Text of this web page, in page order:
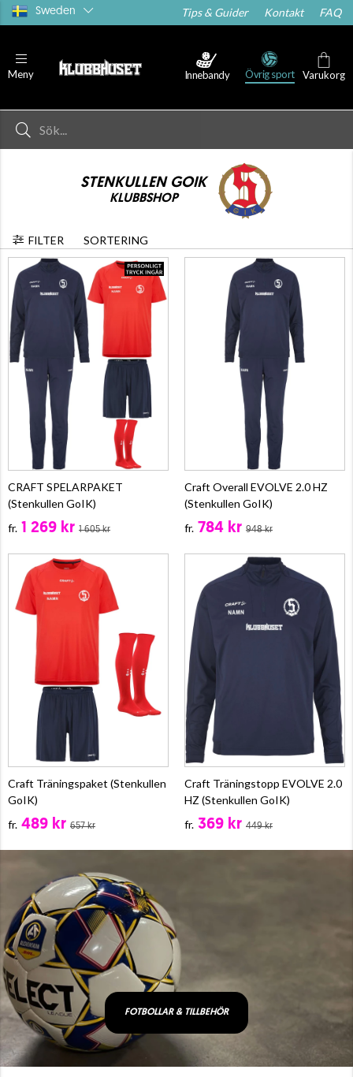
Sweden Tips & Guider Kontakt FAQ
Meny Innebandy Övrig sport Varukorg
STENKULLEN GOIK
KLUBBSHOP
FILTER SORTERING
CRAFT SPELARPAKET
(Stenkullen GoIK)
fr. 1 269 kr 1 605 kr
Craft Overall EVOLVE 2.0 HZ
(Stenkullen GoIK)
fr. 784 kr 948 kr
Craft Träningspaket (Stenkullen
GoIK)
fr. 489 kr 657 kr
Craft Träningstopp EVOLVE 2.0
HZ (Stenkullen GoIK)
fr. 369 kr 449 kr
FOTBOLLAR & TILLBEHÖR